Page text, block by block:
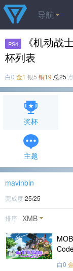
导航
PS4
《机动战
杯列表
白0 金1 银5 铜19 总25
奖杯
主题
mavinbin
完成度 25/25
排序 XMB
白0